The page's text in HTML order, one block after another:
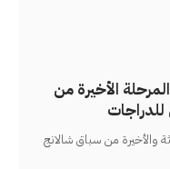
الأخيرة من
والأخيرة من سباق شالانج